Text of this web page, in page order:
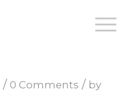
/ 0 Comments / by